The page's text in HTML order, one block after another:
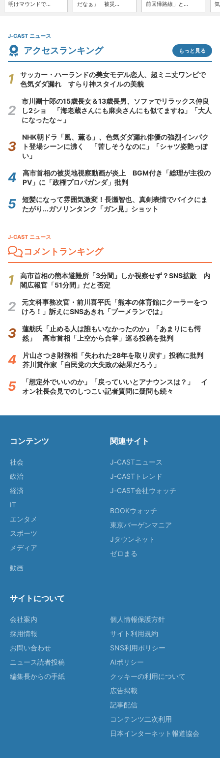
明けマウンドで...
だなぁ」 被災...
前回帰路線」と...
J-CAST ニュース
アクセスランキング もっと見る
サッカー・ハーランドの美女モデル恋人、超ミニ丈ワンピで
色気ダダ漏れ すらり神スタイルの美貌
市川團十郎の15歳長女＆13歳長男、ソファでリラックス仲良
し2ショ 「海老蔵さんにも麻央さんにも似てますね」「大人
になったな～」
NHK朝ドラ「風、薫る」、色気ダダ漏れ俳優の強烈インパク
ト登場シーンに沸く 「苦しそうなのに」「シャツ姿艶っぽ
い」
高市首相の被災地視察動画が炎上 BGM付き「総理が主役の
PV」に「政権プロパガンダ」批判
短髪になって雰囲気激変！長瀬智也、真剣表情でバイクにま
たがり...ガソリンタンク「ガン見」ショット
J-CAST ニュース
コメントランキング
高市首相の熊本避難所「3分間」しか視察せず？SNS拡散 内
閣広報官「51分間」だと否定
元文科事務次官・前川喜平氏「熊本の体育館にクーラーをつ
けろ！」訴えにSNSあきれ「ブーメランでは」
蓮舫氏「止める人は誰もいなかったのか」「あまりにも愕
然」 高市首相「上空から合掌」巡る投稿を批判
片山さつき財務相「失われた28年を取り戻す」投稿に批判
芥川賞作家「自民党の大失政の結果だろう」
「想定外でいいのか」「戻っていいとアナウンスは？」 イ
オン社長会見でのしつこい記者質問に疑問も続々
コンテンツ
社会
政治
経済
IT
エンタメ
スポーツ
メディア
動画
関連サイト
J-CASTニュース
J-CASTトレンド
J-CAST会社ウォッチ
BOOKウォッチ
東京バーゲンマニア
Jタウンネット
ゼロまる
サイトについて
会社案内
採用情報
お問い合わせ
ニュース読者投稿
編集長からの手紙
個人情報保護方針
サイト利用規約
SNS利用ポリシー
AIポリシー
クッキーの利用について
広告掲載
記事配信
コンテンツ二次利用
日本インターネット報道協会